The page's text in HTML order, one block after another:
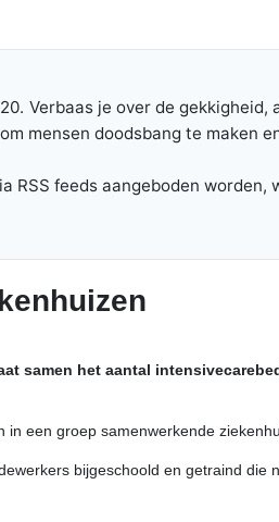
Verbaas je over de
mensen doodsbang te maken
RSS feeds aangeboden
samen het aantal
een groep samenwerkende
bijgeschoold en getraind